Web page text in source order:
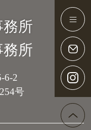
所
所
6-2
号